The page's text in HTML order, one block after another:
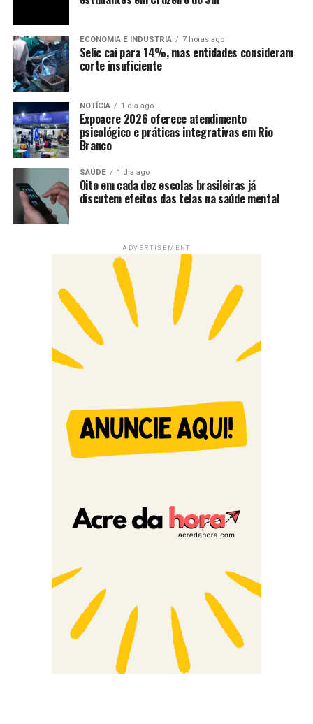
ECONOMIA E INDUSTRIA 7 horas ago
Selic cai para 14%, mas entidades consideram
corte insuficiente
NOTÍCIA 1 dia ago
Expoacre 2026 oferece atendimento
psicológico e práticas integrativas em Rio
Branco
SAÚDE 1 dia ago
Oito em cada dez escolas brasileiras já
discutem efeitos das telas na saúde mental
ADVERTISEMENT